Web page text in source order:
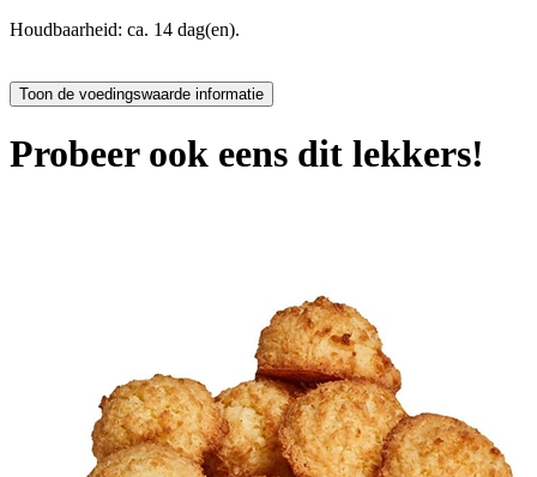
Houdbaarheid: ca. 14 dag(en).
Probeer ook eens dit lekkers!